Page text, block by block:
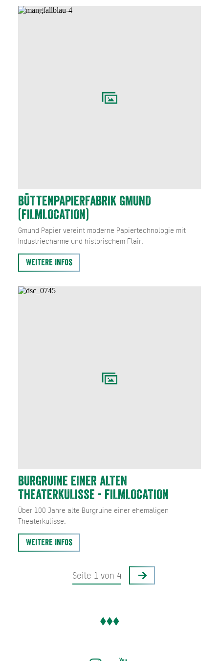
BÜTTENPAPIERFABRIK GMUND
(FILMLOCATION)
Gmund Papier vereint moderne Papiertechnologie mit
Industriecharme und historischem Flair.
Weitere Infos
BURGRUINE EINER ALTEN
THEATERKULISSE - FILMLOCATION
Über 100 Jahre alte Burgruine einer ehemaligen
Theaterkulisse.
Weitere Infos
Seite 1 von 4